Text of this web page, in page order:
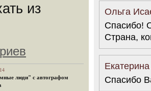
из
люди" с автографом
Ольга
Спасибо!
Страна,
Спасибо